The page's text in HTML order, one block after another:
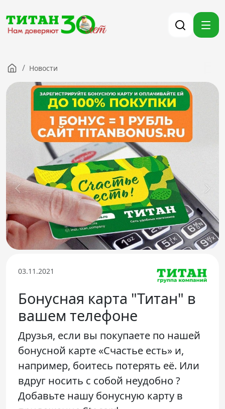
Компания
Партнерам
Тендеры
Вакансии
Новости
Контакты
Версия для слабовидящих
8 (3012) 411-099
Телефон доверия
/ Новости
03.11.2021
Бонусная карта "Титан" в
вашем телефоне
Друзья, если вы покупаете по нашей
бонусной карте «Счастье есть» и,
например, боитесь потерять её. Или
вдруг носить с собой неудобно ?
Добавьте нашу бонусную карту в